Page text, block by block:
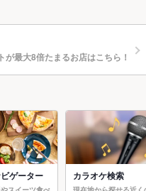
最大8倍たまるお店はこちら！
ゲーター カラオケ検索